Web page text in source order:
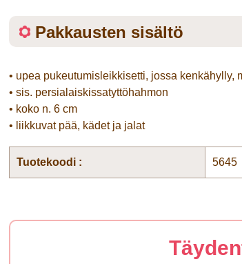
Pakkausten sisältö
• upea pukeutumisleikkisetti, jossa
• sis. persialaiskissatyttöhahmon
• koko n. 6 cm
• liikkuvat pää, kädet ja jalat
Tuotekoodi : 5645